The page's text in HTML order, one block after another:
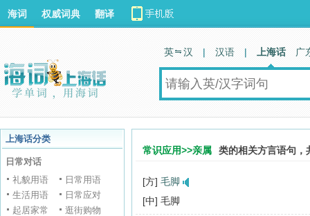
海词 权威词典 翻译
英 汉 | 汉语 | 上海话 广
上海话分类
日常对话
礼貌用语
日常用语
生活用语
日常应对
起居家常
逛街购物
常识应用>>亲属 类的相关方言语句
[方] 毛脚
[中] 毛脚